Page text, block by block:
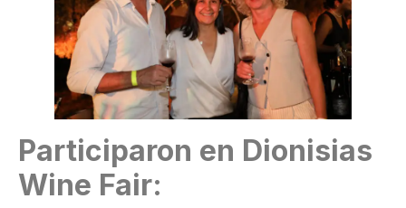
Participaron en Dionisias
Wine Fair: